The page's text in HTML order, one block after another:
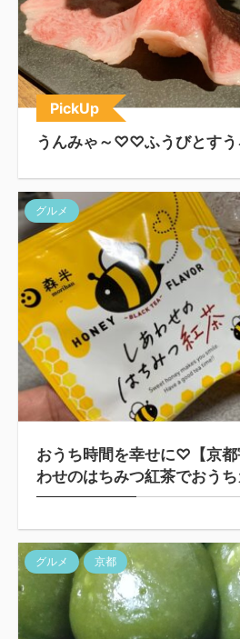
PickUp
うんみゃ～♡♡ふうびとす
グルメ
おうち時間を幸せに♡【京
わせのはちみつ紅茶でおう
グルメ 京都